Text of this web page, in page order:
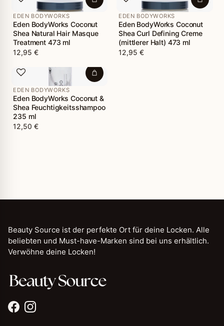
EDEN BODYWORKS
Eden BodyWorks Coconut
Shea Natural Hair Masque
Treatment 473 ml
12,95 €
EDEN BODYWORKS
Eden BodyWorks Coconut
Shea Curl Defining Creme
(mittlerer Halt) 473 ml
12,95 €
EDEN BODYWORKS
Eden BodyWorks Coconut &
Shea Feuchtigkeitsshampoo
235 ml
12,50 €
Beauty Source ist der perfekte Ort für deine Locken. Alle
beliebten und Must-have-Marken sind bei uns erhältlich.
Verwöhne deine Locken!
FacebookInstagram